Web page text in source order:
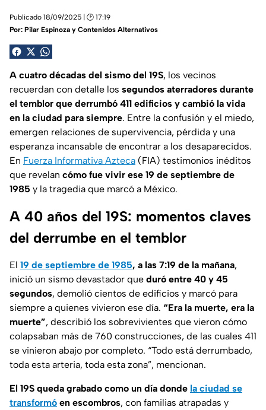
Publicado 18/09/2025 | 🕑 17:19
Por: Pilar Espinoza y Contenidos Alternativos
A cuatro décadas del sismo del 19S, los vecinos
recuerdan con detalle los segundos aterradores durante
el temblor que derrumbó 411 edificios y cambió la vida
en la ciudad para siempre. Entre la confusión y el miedo,
emergen relaciones de supervivencia, pérdida y una
esperanza incansable de encontrar a los desaparecidos.
En Fuerza Informativa Azteca (FIA) testimonios inéditos
que revelan cómo fue vivir ese 19 de septiembre de
1985 y la tragedia que marcó a México.
A 40 años del 19S: momentos claves
del derrumbe en el temblor
El 19 de septiembre de 1985, a las 7:19 de la mañana,
inició un sismo devastador que duró entre 40 y 45
segundos, demolió cientos de edificios y marcó para
siempre a quienes vivieron ese día. “Era la muerte, era la
muerte”, describió los sobrevivientes que vieron cómo
colapsaban más de 760 construcciones, de las cuales 411
se vinieron abajo por completo. “Todo está derrumbado,
toda esta arteria, toda esta zona”, mencionan.
El 19S queda grabado como un día donde la ciudad se
transformó en escombros, con familias atrapadas y